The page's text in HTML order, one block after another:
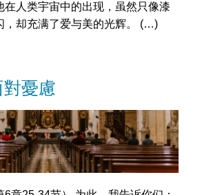
在人类宇宙中的出现，虽然只像漆
，却充满了爱与美的光辉。 (…)
憂慮